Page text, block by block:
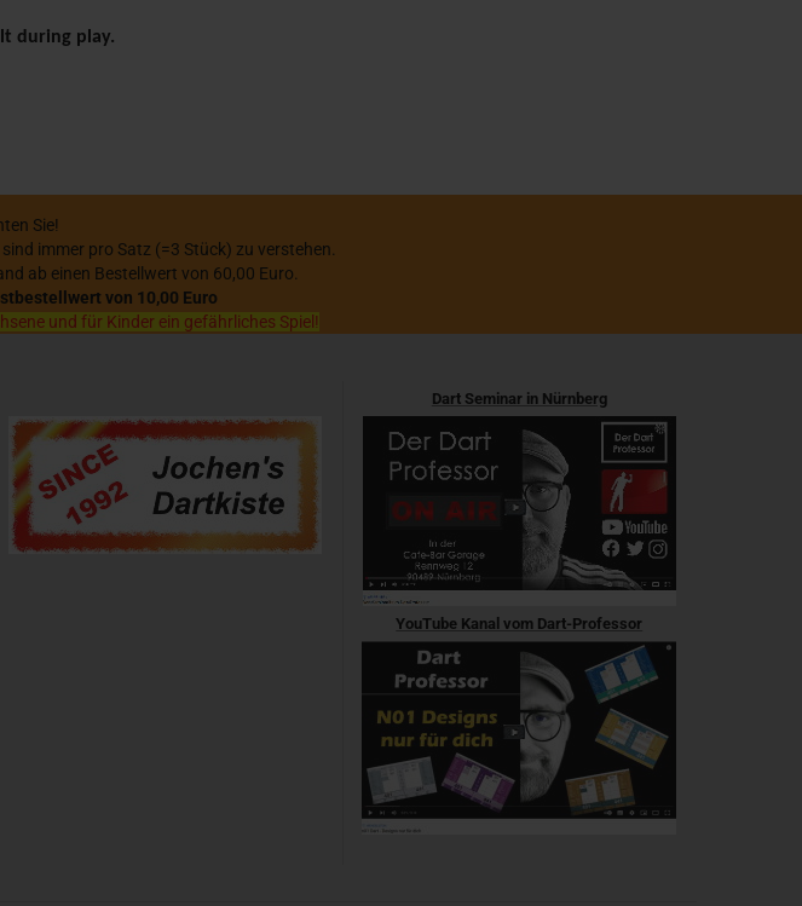
during play.
Sie!
immer pro Satz (=3 Stück) zu verstehen.
ab einen Bestellwert von 60,00 Euro.
von 10,00 Euro
und für Kinder ein gefährliches Spiel!
Dart Seminar in Nürnberg
YouTube Kanal vom Dart-Professor